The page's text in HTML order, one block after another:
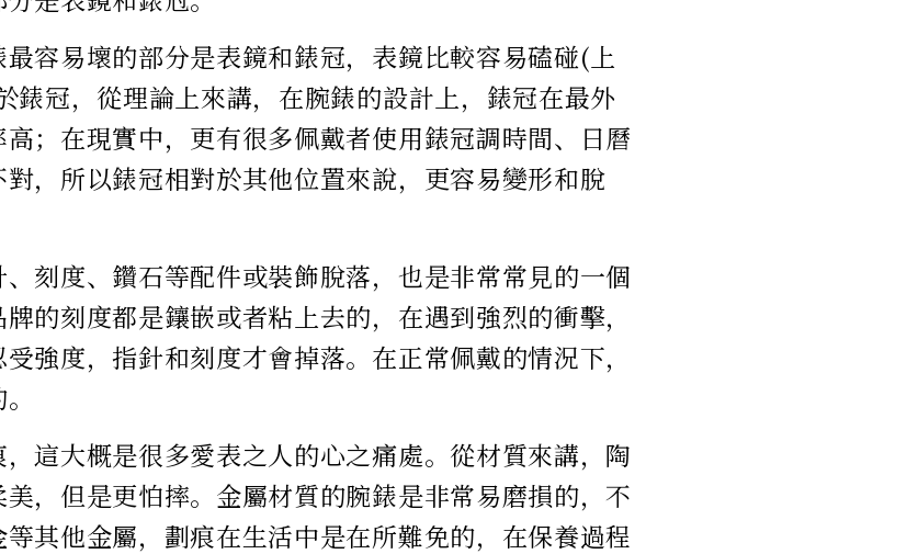
容易壞的部分是表鏡和錶冠，表鏡比較容易磕碰(上
錶冠，從理論上來講，在腕錶的設計上，錶冠在最外
；在現實中，更有很多佩戴者使用錶冠調時間、日曆
，所以錶冠相對於其他位置來說，更容易變形和脫
刻度、鑽石等配件或裝飾脫落，也是非常常見的一個
的刻度都是鑲嵌或者粘上去的，在遇到強烈的衝擊，
強度，指針和刻度才會掉落。在正常佩戴的情況下，
這大概是很多愛表之人的心之痛處。從材質來講，陶
，但是更怕摔。金屬材質的腕錶是非常易磨損的，不
其他金屬，劃痕在生活中是在所難免的，在保養過程